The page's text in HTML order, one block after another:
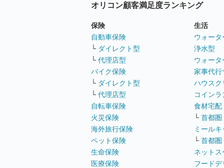
オリコン顧客満足度ランキング
保険
自動車保険
└ ダイレクト型
└ 代理店型
バイク保険
└ ダイレクト型
└ 代理店型
自転車保険
火災保険
海外旅行保険
ペット保険
生命保険
医療保険
生活
ウォー
浄水型
ウォー
家事代行
ハウスク
コイン
食材宅配
└ 首都圏
ミールキ
└ 首都圏
ネットス
フード